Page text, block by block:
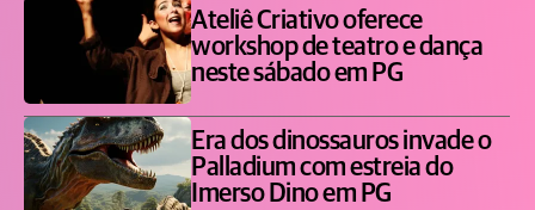
Ateliê Criativo oferece
workshop de teatro e dança
neste sábado em PG
Era dos dinossauros invade o
Palladium com estreia do
Imerso Dino em PG